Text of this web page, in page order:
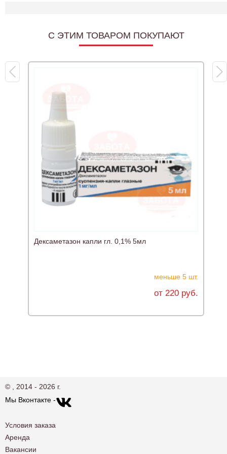
C ЭТИМ ТОВАРОМ ПОКУПАЮТ
Дексаметазон капли гл. 0,1% 5мл
меньше 5 шт.
от 220 руб.
© , 2014 - 2026 г.
Мы Вконтакте -
Условия заказа
Аренда
Вакансии